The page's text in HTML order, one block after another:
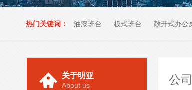
热门关键词： 油漆班台 板式班台 敞开式办公
办公室家具
关于明亚
About us 公